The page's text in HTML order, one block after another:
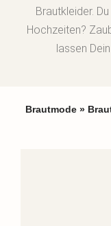
Brautkleider.
Hochzeiten?
lassen
Brautmode »